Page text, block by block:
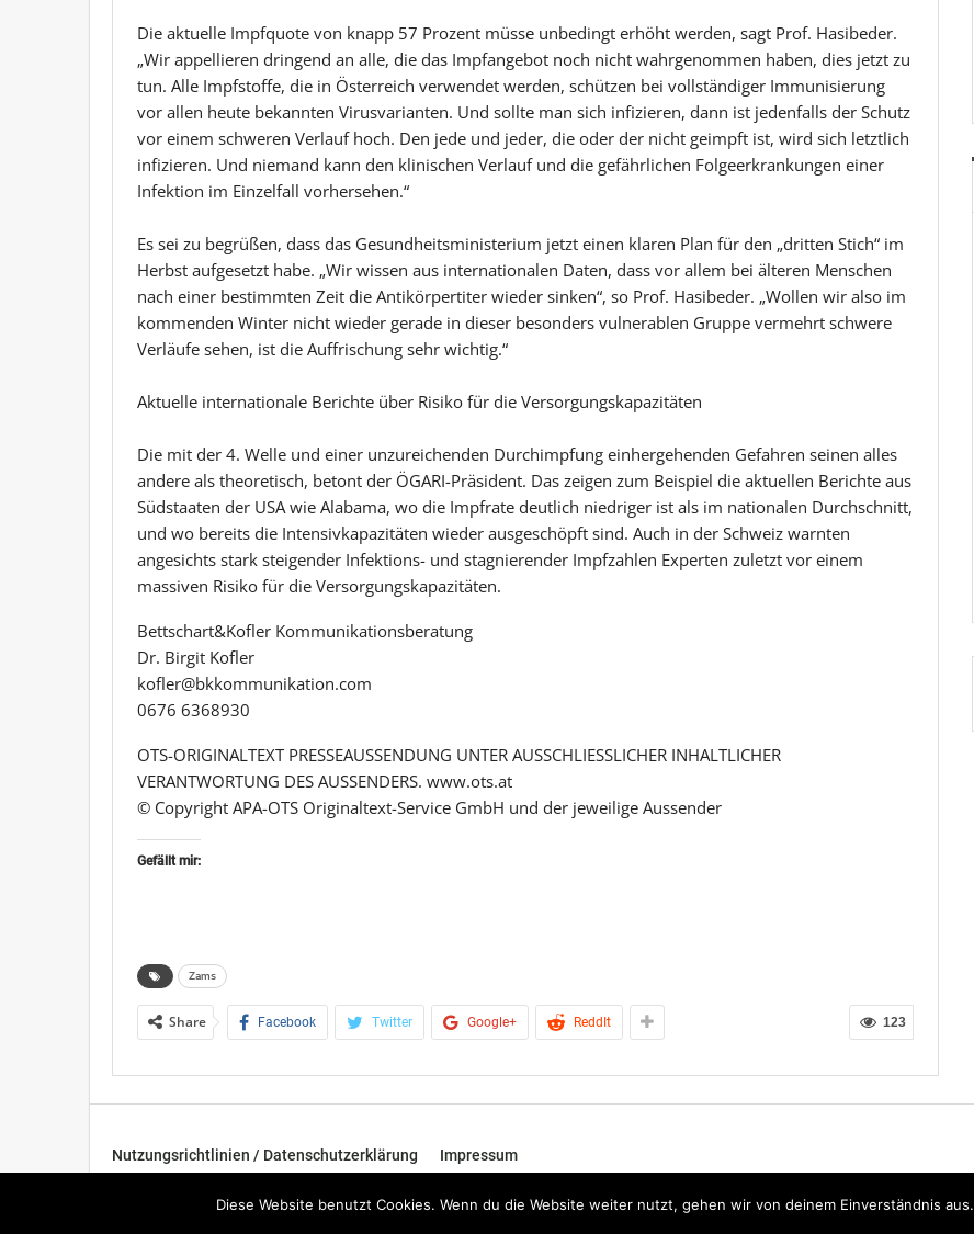
Die aktuelle Impfquote von knapp 57 Prozent müsse unbedingt erhöht werden, sagt Prof. Hasibeder.
„Wir appellieren dringend an alle, die das Impfangebot noch nicht wahrgenommen haben, dies jetzt zu
tun. Alle Impfstoffe, die in Österreich verwendet werden, schützen bei vollständiger Immunisierung
vor allen heute bekannten Virusvarianten. Und sollte man sich infizieren, dann ist jedenfalls der Schutz
vor einem schweren Verlauf hoch. Den jede und jeder, die oder der nicht geimpft ist, wird sich letztlich
infizieren. Und niemand kann den klinischen Verlauf und die gefährlichen Folgeerkrankungen einer
Infektion im Einzelfall vorhersehen.“
Es sei zu begrüßen, dass das Gesundheitsministerium jetzt einen klaren Plan für den „dritten Stich“ im
Herbst aufgesetzt habe. „Wir wissen aus internationalen Daten, dass vor allem bei älteren Menschen
nach einer bestimmten Zeit die Antikörpertiter wieder sinken“, so Prof. Hasibeder. „Wollen wir also im
kommenden Winter nicht wieder gerade in dieser besonders vulnerablen Gruppe vermehrt schwere
Verläufe sehen, ist die Auffrischung sehr wichtig.“
Aktuelle internationale Berichte über Risiko für die Versorgungskapazitäten
Die mit der 4. Welle und einer unzureichenden Durchimpfung einhergehenden Gefahren seinen alles
andere als theoretisch, betont der ÖGARI-Präsident. Das zeigen zum Beispiel die aktuellen Berichte aus
Südstaaten der USA wie Alabama, wo die Impfrate deutlich niedriger ist als im nationalen Durchschnitt,
und wo bereits die Intensivkapazitäten wieder ausgeschöpft sind. Auch in der Schweiz warnten
angesichts stark steigender Infektions- und stagnierender Impfzahlen Experten zuletzt vor einem
massiven Risiko für die Versorgungskapazitäten.
Bettschart&Kofler Kommunikationsberatung
Dr. Birgit Kofler
kofler@bkkommunikation.com
0676 6368930
OTS-ORIGINALTEXT PRESSEAUSSENDUNG UNTER AUSSCHLIESSLICHER INHALTLICHER
VERANTWORTUNG DES AUSSENDERS. www.ots.at
© Copyright APA-OTS Originaltext-Service GmbH und der jeweilige Aussender
Gefällt mir:
Zams
123
Share Facebook Twitter Google+ ReddIt
Nutzungsrichtlinien / Datenschutzerklärung Impressum
© 2026 - TOP News Österreich - Nachrichten aus Österreich und der ganzen Welt.
Diese Website benutzt Cookies. Wenn du die Website weiter nutzt, gehen wir von deinem Einverständnis aus.